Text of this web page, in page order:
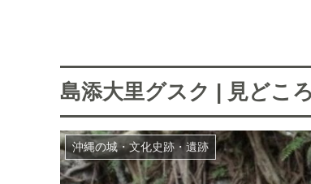
島添大里グスク | 見どこ
沖縄の城・文化史跡・遺跡